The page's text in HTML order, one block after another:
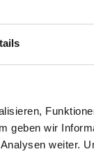
geben wir
weiter.